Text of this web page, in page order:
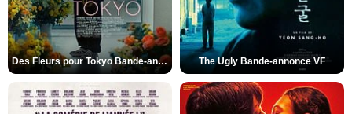
Des Fleurs pour Tokyo Bande-annonce VO STFR The Ugly Bande-annonce VF